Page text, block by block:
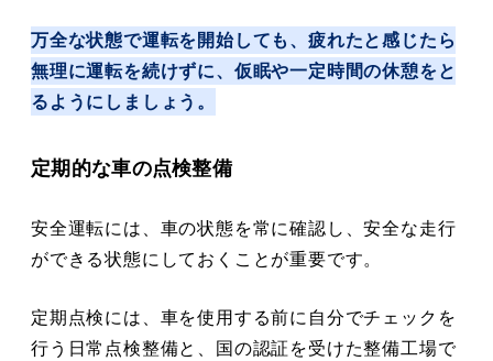
万全な状態で運転を開始しても、疲れたと感じたら
無理に運転を続けずに、仮眠や一定時間の休憩をと
るようにしましょう。
定期的な車の点検整備
安全運転には、車の状態を常に確認し、安全な走行
ができる状態にしておくことが重要です。
定期点検には、車を使用する前に自分でチェックを
行う日常点検整備と、国の認証を受けた整備工場で